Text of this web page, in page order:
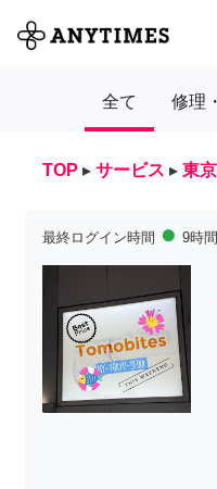
全て 修理
TOP ▸ サービス ▸ 東
最終ログイン時間 fiber_manual_record 9時